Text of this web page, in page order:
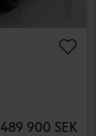
489 900 SEK